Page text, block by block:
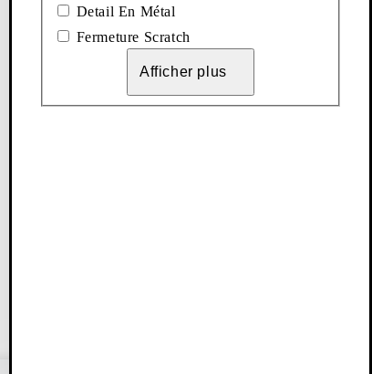
Detail En Métal
Fermeture Scratch
Afficher plus